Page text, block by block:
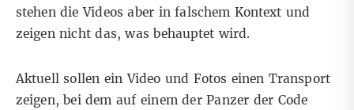
stehen die Videos aber in falschem Kontext und
zeigen nicht das, was behauptet wird.
Aktuell sollen ein Video und Fotos einen Transport
zeigen, bei dem auf einem der Panzer der Code